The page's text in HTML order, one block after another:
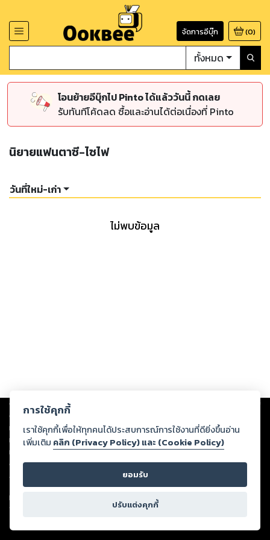
จัดการอีบุ๊ก (0)
ทั้งหมด
โอนย้ายอีบุ๊กไป Pinto ได้แล้ววันนี้ กดเลย
รับทันทีโค้ดลด ซื้อและอ่านได้ต่อเนื่องที่ Pinto
นิยายแฟนตาซี-ไซไฟ
วันที่ใหม่-เก่า
ไม่พบข้อมูล
Copyright © 2026
ต่อผลงานหรือเนื้อหาใดที่อัปโหลดผ่านเว็บไซต์และปรากฏว่าละเมิดสิทธิใน
ทรัพย์สินทางปัญญาของบุคคลอื่นหรือขัดต่อกฎหมายและศีลธรรม ดังนั้น ผู้อ่าน
ทุกท่านโปรดใช้วิจารณญาณในการกลั่นกรองด้วยตนเอง และหากท่านพบว่าส่วน
หนึ่งส่วนใดขัดต่อกฎหมายและศีลธรรม กรุณาแจ้งมายังบริษัท เพื่อทีมงานจะได้
ดำเนินการในทันที ทั้งนี้ ทางสตอรี่ล็อกขอสงวนลิขสิทธิ์ตามพระราชบัญญัติ
ลิขสิทธิ์ พ.ศ. 2537 (ฉบับล่าสุด)
For support: member@ookbee.com
Version
การใช้คุกกี้
เราใช้คุกกี้เพื่อให้ทุกคนได้ประสบการณ์การใช้งานที่ดียิ่งขึ้นอ่าน
เพิ่มเติม คลิก (Privacy Policy) และ (Cookie Policy)
ยอมรับ
ปรับแต่งคุกกี้